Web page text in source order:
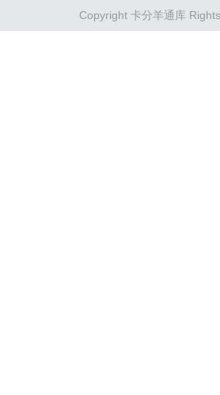
借款额度并不能
低你获取更高额
Copyright 卡分羊通库